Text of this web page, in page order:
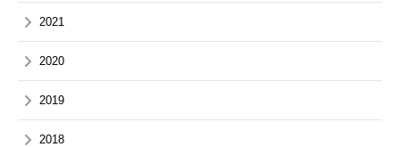
2021
2020
2019
2018